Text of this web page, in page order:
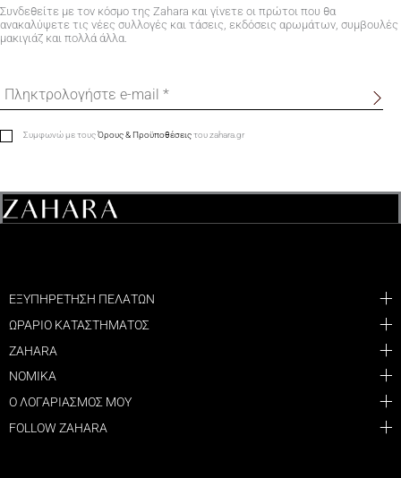
Συνδεθείτε με τον κόσμο της Zahara και γίνετε οι πρώτοι που θα
ανακαλύψετε τις νέες συλλογές και τάσεις, εκδόσεις αρωμάτων, συμβουλές
μακιγιάζ και πολλά άλλα.
Συμφωνώ με τουςΌρους & Προϋποθέσειςτου zahara.gr
ΕΞΥΠΗΡΕΤΗΣΗ ΠΕΛΑΤΩΝ
ΩΡΑΡΙΟ ΚΑΤΑΣΤΗΜΑΤΟΣ
ZAHARA
ΝΟΜΙΚΑ
Ο ΛΟΓΑΡΙΑΣΜΟΣ ΜΟΥ
FOLLOW ZAHARA